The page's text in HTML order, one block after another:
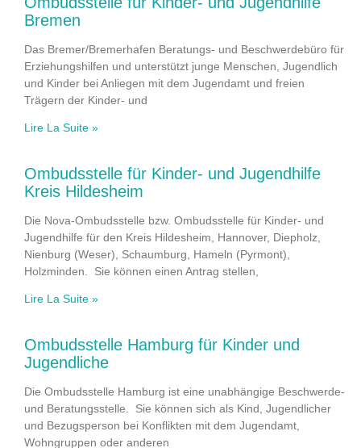
Bremen
Das Bremer/Bremerhafen Beratungs- und Beschwerdebüro für
Erziehungshilfen und unterstützt junge Menschen, Jugendlich
und Kinder bei Anliegen mit dem Jugendamt und freien
Trägern der Kinder- und
Lire La Suite »
Ombudsstelle für Kinder- und Jugendhilfe
Kreis Hildesheim
Die Nova-Ombudsstelle bzw. Ombudsstelle für Kinder- und
Jugendhilfe für den Kreis Hildesheim, Hannover, Diepholz,
Nienburg (Weser), Schaumburg, Hameln (Pyrmont),
Holzminden. Sie können einen Antrag stellen,
Lire La Suite »
Ombudsstelle Hamburg für Kinder und
Jugendliche
Die Ombudsstelle Hamburg ist eine unabhängige Beschwerde-
und Beratungsstelle. Sie können sich als Kind, Jugendlicher
und Bezugsperson bei Konflikten mit dem Jugendamt,
Wohngruppen oder anderen